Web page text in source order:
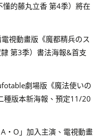
的藤丸立香 第4季）將在
視動畫版《魔都精兵のス
第3季）書法海報&首支
劇場版《魔法使いの
種版本新海報、預定11/20
・O」加入主演、電視動畫